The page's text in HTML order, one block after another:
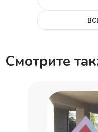
Смотрите